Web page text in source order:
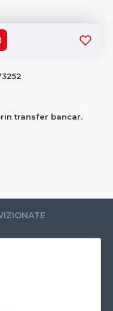
transfer bancar.